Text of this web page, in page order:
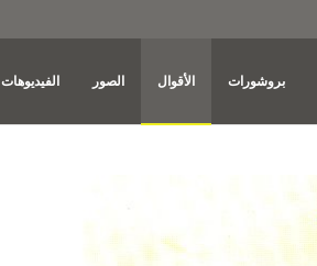
بروشورات الأقوال الصور الفيديوهات